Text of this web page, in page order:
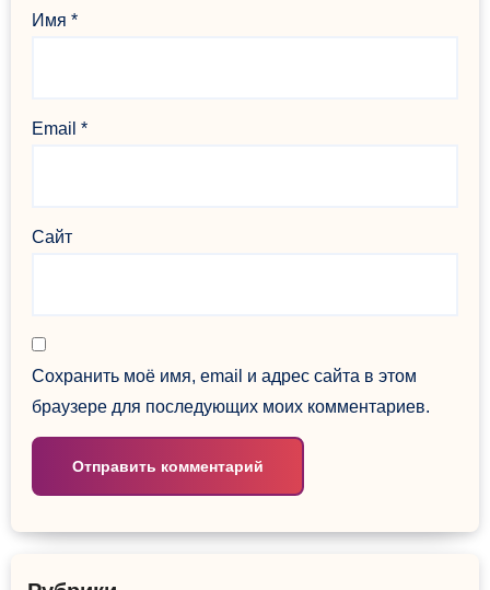
Имя*
Email*
Сайт
Сохранить моё имя, email и адрес сайта в этом
браузере для последующих моих комментариев.